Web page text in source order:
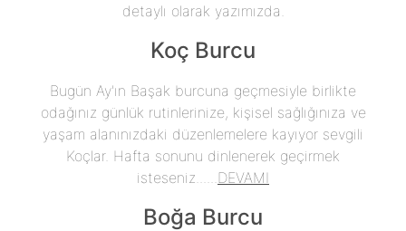
detaylı olarak yazımızda.
Koç Burcu
Bugün Ay'ın Başak burcuna geçmesiyle birlikte
odağınız günlük rutinlerinize, kişisel sağlığınıza ve
yaşam alanınızdaki düzenlemelere kayıyor sevgili
Koçlar. Hafta sonunu dinlenerek geçirmek
isteseniz...... DEVAMI
Boğa Burcu